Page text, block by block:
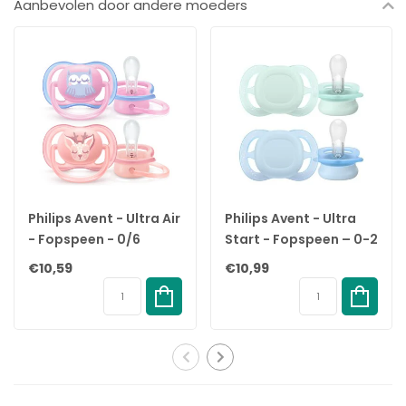
✔ Lichtgewicht schildje – voorkomt huidirritatie en zorgt voor
✔ Vrij van BPA, PVC en ftalaten – veilig voor dagelijks gebruik
✔ Gemaakt van voedselveilige materialen
✔ Ideaal voor borstvoedingsbaby’s en gevoelige huidjes
✔ Stijlvolle kleurencombinatie: Blush/Woodchuck
✔ Gemaakt in Denemarken
✔ Geschikt voor baby’s 6+ maanden (maat 2)
✔ Voldoet aan de Europese norm EN 1400 + A2
Specificaties
Merk:BIBS
EAN:
5713795271825
2 (6+ maanden)
2 stuks
100% natuurlijk rubber
Polypropyleen (PP), voedselveilig
Aanbevolen door andere moeders
Philips Avent - Ultra Air
- Fopspeen - 0/6
maanden - 2 stuks -
SCF085/02
€10,59
Philips Avent - Ultra
Start - Fopspeen – 0-2
maanden –
Groen/Blauw - 2 stuks
€10,99